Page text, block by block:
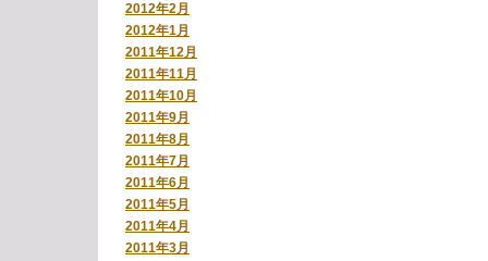
2012年2月
2012年1月
2011年12月
2011年11月
2011年10月
2011年9月
2011年8月
2011年7月
2011年6月
2011年5月
2011年4月
2011年3月